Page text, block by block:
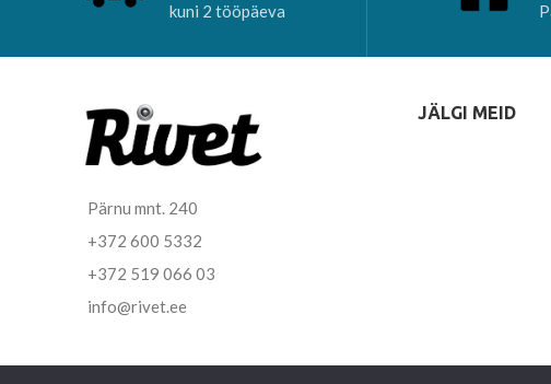
kuni 2 tööpäeva
Pärnu mnt. 240
+372 600 5332
+372 519 066 03
info@rivet.ee
JÄLGI MEID